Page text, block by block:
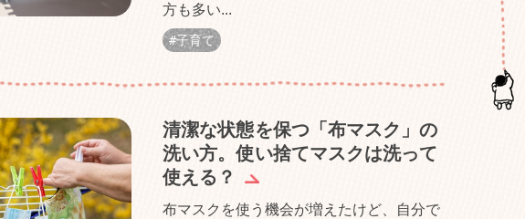
方も多い...
子育て
清潔な状態を保つ「布マスク」の
洗い方。使い捨てマスクは洗って
使える？
布マスクを使う機会が増えたけど、自分で